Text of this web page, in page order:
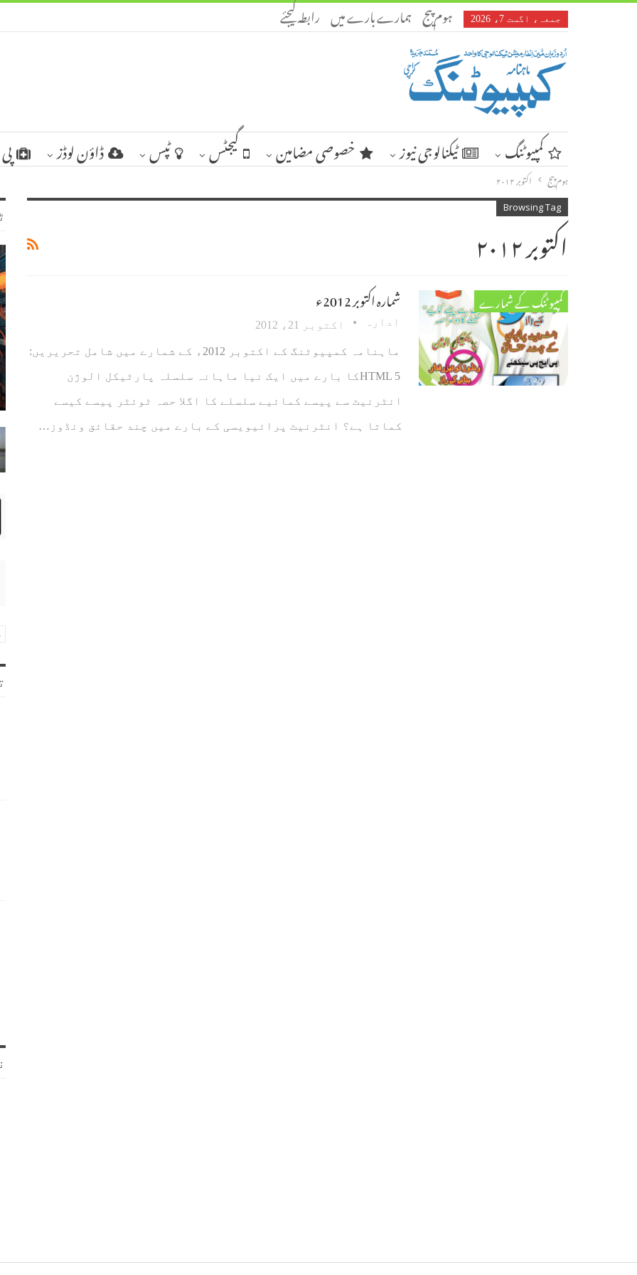
جمعہ، اگست 7، 2026 ہوم پیج ہمارے بارے میں رابطہ کیجئے
کمپیوٹنگ ٹیکنالوجی نیوز خصوصی مضامین گیجٹس ٹپس ڈاؤن لوڈز
ہوم پیج اکتوبر ۲۰۱۲
Browsing Tag
اکتوبر ۲۰۱۲
کمپیوٹنگ کے شمارے شمارہ اکتوبر 2012ء
ادارہ اکتوبر 21، 2012
ماہنامہ کمپیوٹنگ کے اکتوبر 2012ء کے شمارے میں شامل تحریریں:
HTML 5کا بارے میں ایک نیا ماہانہ سلسلہ پارٹیکل الوژن
انٹرنیٹ سے پیسے کمائیے سلسلے کا اگلا حصہ ٹوئٹر پیسے کیسے
کماتا ہے؟ انٹرنیٹ پرائیویسی کے بارے میں چند حقائق ونڈوز…